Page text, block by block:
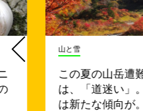
山と雪
この夏の山岳遭
は、「道迷い」
は新たな傾向が。